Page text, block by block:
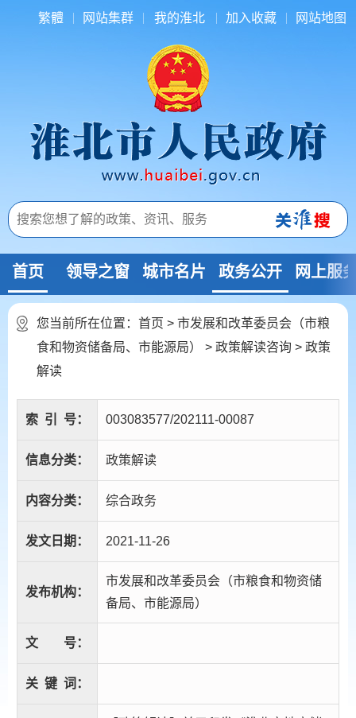
繁體 网站集群 我的淮北 加入收藏 网站地图
首页 领导之窗 城市名片 政务公开 网上服
您当前所在位置： 首页 > 市发展和改革委员会（市粮
食和物资储备局、市能源局）
> 政策解读咨询 > 政策
解读
索 引 号： 003083577/202111-00087
信息分类： 政策解读
内容分类： 综合政务
发文日期： 2021-11-26
发布机构：
市发展和改革委员会（市粮食和物资储
备局、市能源局）
文 号：
关 键 词：